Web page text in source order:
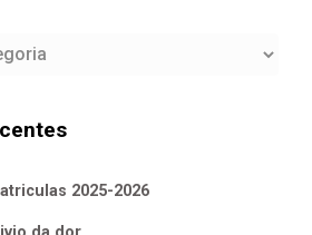
2025-2026